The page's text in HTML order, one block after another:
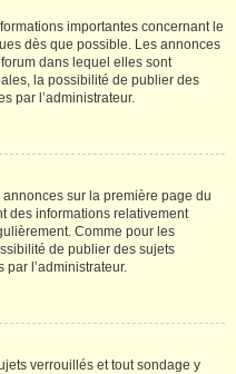
importantes concernant le
dès que possible. Les annonces
dans lequel elles sont
la possibilité de publier des
par l’administrateur.
sur la première page du
des informations relativement
Comme pour les
de publier des sujets
l’administrateur.
verrouillés et tout sondage y